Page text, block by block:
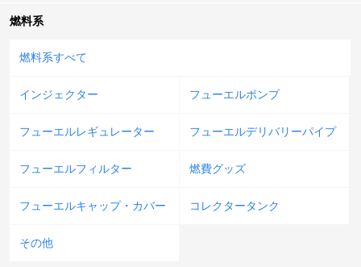
燃料系
燃料系すべて
インジェクター フューエルポンプ
フューエルレギュレーター フューエルデリバリーパイプ
フューエルフィルター 燃費グッズ
フューエルキャップ・カバー コレクタータンク
その他